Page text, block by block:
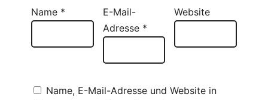
Name *
E-Mail-
Adresse *
Website
Name, E-Mail-Adresse und Website in